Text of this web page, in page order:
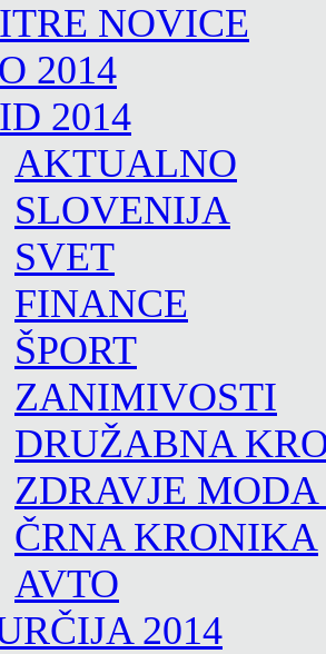
NOVICE
2014
2014
AKTUALNO
SLOVENIJA
SVET
FINANCE
ŠPORT
ZANIMIVOSTI
DRUŽABNA
ZDRAVJE
ČRNA KRONIKA
AVTO
2014